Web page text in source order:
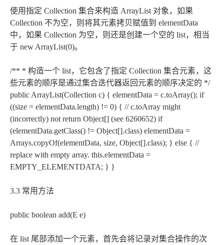
使用指定 Collection 集合来构造 ArrayList 对象，如果
Collection 不为空，则将其元素拷贝赋值到 elementData
中，如果 Collection 为空，则还是创建一个空的 list，相当
于 new ArrayList(0)。
/** * 构造一个 list，它包含了指定 Collection 集合元素，这
些元素的顺序是通过集合迭代器返回元素的顺序决定的 */
public ArrayList(Collection c) { elementData = c.toArray(); if
((size = elementData.length) != 0) { // c.toArray might
(incorrectly) not return Object[] (see 6260652) if
(elementData.getClass() != Object[].class) elementData =
Arrays.copyOf(elementData, size, Object[].class); } else { //
replace with empty array. this.elementData =
EMPTY_ELEMENTDATA; } }
3.3 常用方法
public boolean add(E e)
在 list 尾部添加一个元素，首先会将记录对集合操作的次